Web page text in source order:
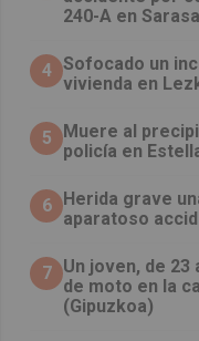
240-A en Sarasa
4 Sofocado un
vivienda en
5
Muere al
policía en
6 Herida grave
aparatoso
7 Un joven, de
de moto en la
(Gipuzkoa)